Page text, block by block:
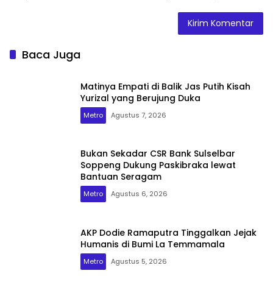
Baca Juga
Matinya Empati di Balik Jas Putih Kisah
Yurizal yang Berujung Duka
Metro Agustus 7, 2026
Bukan Sekadar CSR Bank Sulselbar
Soppeng Dukung Paskibraka lewat
Bantuan Seragam
Metro Agustus 6, 2026
AKP Dodie Ramaputra Tinggalkan Jejak
Humanis di Bumi La Temmamala
Metro Agustus 5, 2026